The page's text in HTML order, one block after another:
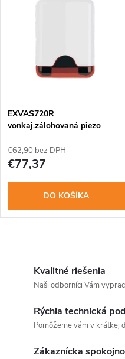
o
v
o
v
EXVAS720R
vonkaj.zálohovaná piezo
€62,90 bez DPH
€77,37
DO KOŠÍKA
Kvalitné riešenia
Naši odborníci Vám
Rýchla technická
Pomôžeme vám v krátkej
Zákaznícka